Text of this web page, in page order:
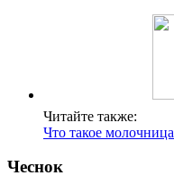
Читайте также:
Что такое молочница
Чеснок